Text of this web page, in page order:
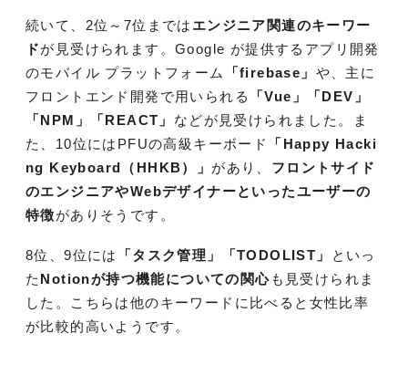
続いて、2位～7位までは エンジニア関連のキーワー
ドが見受けられます。Google が提供するアプリ開発
のモバイル プラットフォーム
「firebase」 や、主に
フロントエンド開発で用いられる
「Vue」「DEV」
「NPM」「REACT」 などが見受けられました。ま
た、10位にはPFUの高級キーボード
「Happy Hacki
ng Keyboard（HHKB）」 があり、 フロントサイド
のエンジニアやWebデザイナーといったユーザーの
特徴がありそうです。
8位、9位には 「タスク管理」「TODOLIST」
といっ
た Notionが持つ機能についての関心 も見受けられま
した。こちらは他のキーワードに比べると女性比率
が比較的高いようです。